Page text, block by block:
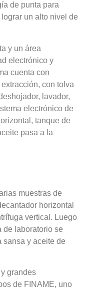
de punta para
un alto nivel de
y un área
electrónico y
cuenta con
con tolva
lavador,
electrónico de
tanque de
pasa a la
muestras de
horizontal
vertical. Luego
de laboratorio se
sansa y aceite de
grandes
de FINAME, uno